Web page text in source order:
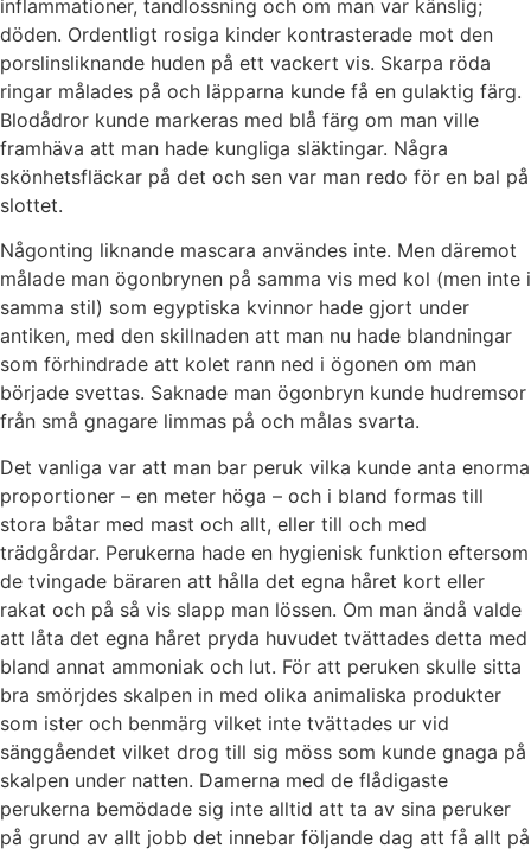
inflammationer, tandlossning och om man var känslig;
döden. Ordentligt rosiga kinder kontrasterade mot den
porslinsliknande huden på ett vackert vis. Skarpa röda
ringar målades på och läpparna kunde få en gulaktig färg.
Blodådror kunde markeras med blå färg om man ville
framhäva att man hade kungliga släktingar. Några
skönhetsfläckar på det och sen var man redo för en bal på
slottet.
Någonting liknande mascara användes inte. Men däremot
målade man ögonbrynen på samma vis med kol (men inte i
samma stil) som egyptiska kvinnor hade gjort under
antiken, med den skillnaden att man nu hade blandningar
som förhindrade att kolet rann ned i ögonen om man
började svettas. Saknade man ögonbryn kunde hudremsor
från små gnagare limmas på och målas svarta.
Det vanliga var att man bar peruk vilka kunde anta enorma
proportioner – en meter höga – och i bland formas till
stora båtar med mast och allt, eller till och med
trädgårdar. Perukerna hade en hygienisk funktion eftersom
de tvingade bäraren att hålla det egna håret kort eller
rakat och på så vis slapp man lössen. Om man ändå valde
att låta det egna håret pryda huvudet tvättades detta med
bland annat ammoniak och lut. För att peruken skulle sitta
bra smörjdes skalpen in med olika animaliska produkter
som ister och benmärg vilket inte tvättades ur vid
sänggåendet vilket drog till sig möss som kunde gnaga på
skalpen under natten. Damerna med de flådigaste
perukerna bemödade sig inte alltid att ta av sina peruker
på grund av allt jobb det innebar följande dag att få allt på